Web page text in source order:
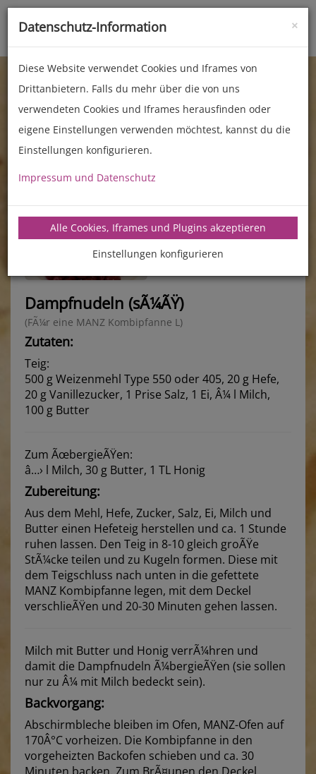
Toggle
Dampfnudeln (sÃ¼ÃŸ)
(FÃ¼r eine MANZ Kombipfanne L)
Zutaten:
Teig:
500 g Weizenmehl Type 550 oder 405, 20 g Hefe,
20 g Vanillezucker, 1 Prise Salz, 1 Ei, Â¼ l Milch,
100 g Butter
Zum ÃœbergieÃŸen:
â…› l Milch, 30 g Butter, 1 TL Honig
Zubereitung:
Aus dem Mehl, Hefe, Zucker, Salz, Ei, Milch und
Butter einen Hefeteig herstellen und ca. 1 Stunde
ruhen lassen. Den Teig in 8-10 gleich groÃŸe
StÃ¼cke teilen und zu Kugeln formen. Diese mit
dem Teigschluss nach unten in die gefettete
MANZ Kombipfanne legen, mit dem Deckel
verschlieÃŸen und 20-30 Minuten gehen lassen.
Milch mit Butter und Honig verrÃ¼hren und
damit die Dampfnudeln Ã¼bergieÃŸen (sie sollen
nur zu Â¼ mit Milch bedeckt sein).
Backvorgang:
Abschirmbleche bleiben im Ofen, MANZ-Ofen auf
170Â°C vorheizen. Die Kombipfanne in den
vorgeheizten Backofen schieben und ca. 30
×
Datenschutz-Information
Diese Website verwendet Cookies und Iframes von
Drittanbietern. Falls du mehr über die von uns
verwendeten Cookies und Iframes herausfinden oder
eigene Einstellungen verwenden möchtest, kannst du die
Einstellungen konfigurieren.
Impressum und Datenschutz
Alle Cookies, Iframes und Plugins akzeptieren
Einstellungen konfigurieren